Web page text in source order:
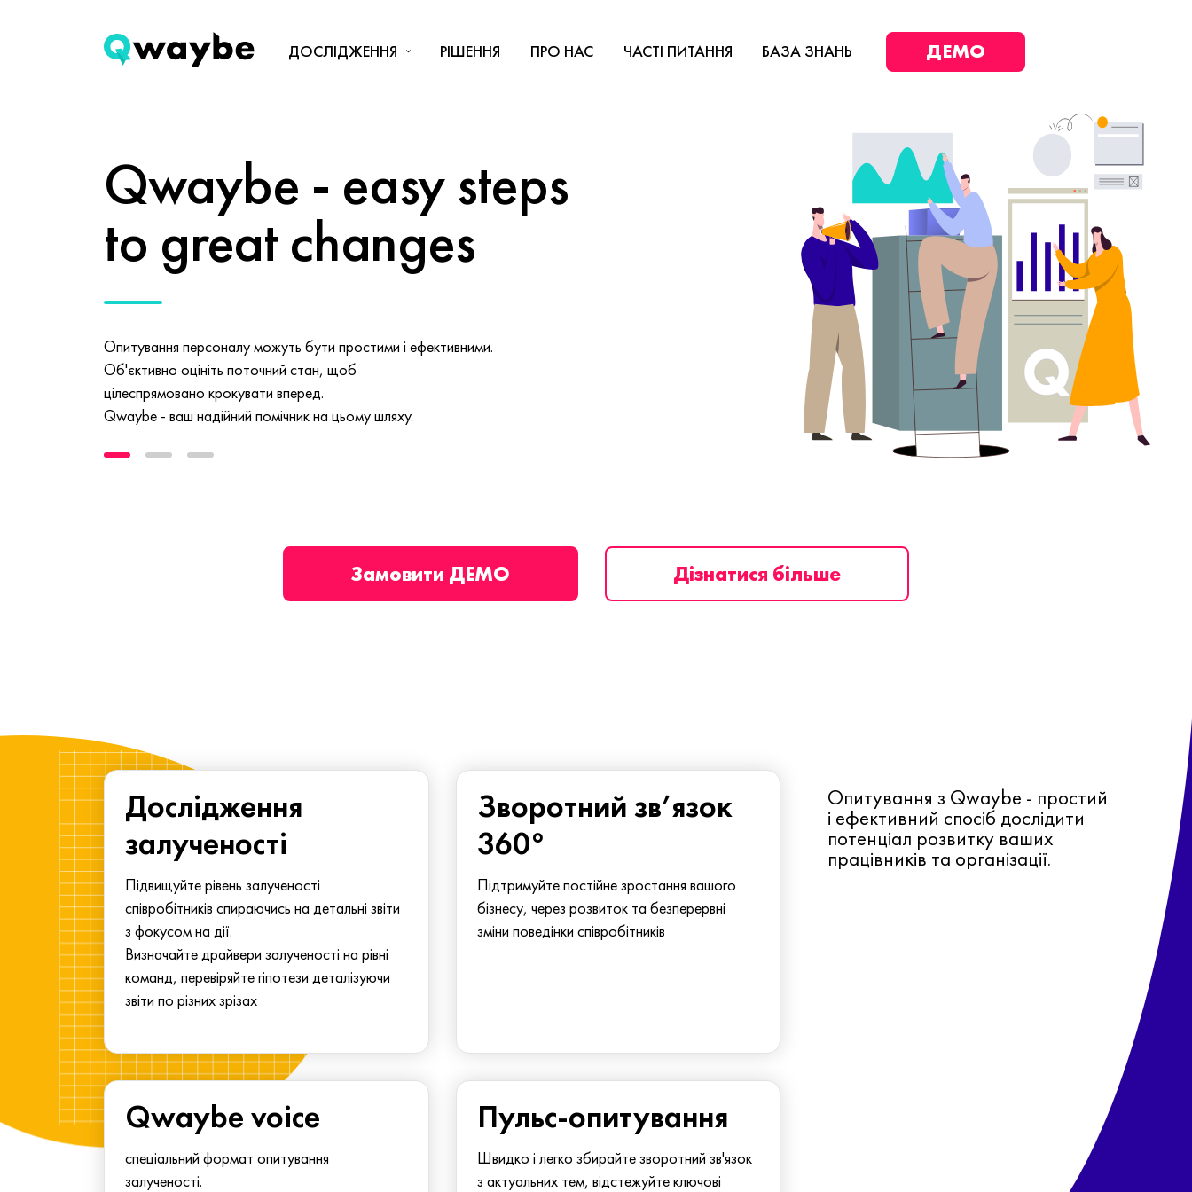
ДОСЛІДЖЕННЯ РІШЕННЯ ПРО НАС ЧАСТІ ПИТАННЯ БАЗА ЗНАНЬ ДЕМО
Qwaybe - easy steps
to great changes
Опитування персоналу можуть бути простими і ефективними.
Об'єктивно оцініть поточний стан, щоб
цілеспрямовано крокувати вперед.
Qwaybe - ваш надійний помічник на цьому шляху.
Замовити ДЕМО Дізнатися більше
Дослідження
залученості
Підвищуйте рівень залученості
співробітників спираючись на детальні звіти
з фокусом на дії.
Визначайте драйвери залученості на рівні
команд, перевіряйте гіпотези деталізуючи
звіти по різних зрізах
Зворотний зв’язок
360°
Підтримуйте постійне зростання вашого
бізнесу, через розвиток та безперервні
зміни поведінки співробітників
Опитування з Qwaybe - простий
і ефективний спосіб дослідити
потенціал розвитку ваших
працівників та організації.
Qwaybe voice
спеціальний формат опитування
залученості.
Пульс-опитування
Швидко і легко збирайте зворотний зв'язок
з актуальних тем, відстежуйте ключові